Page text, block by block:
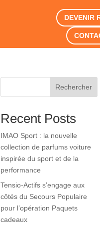
DEVENIR
Rechercher
Recent Posts
IMAO Sport : la nouvelle
collection de parfums voiture
inspirée du sport et de la
performance
Tensio-Actifs s’engage aux
côtés du Secours Populaire
pour l’opération Paquets
cadeaux